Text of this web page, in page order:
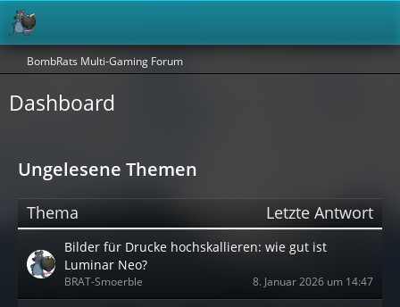
BombRats Multi-Gaming Forum
Dashboard
Ungelesene Themen
Thema Letzte Antwort
Bilder für Drucke hochskallieren: wie gut ist
Luminar Neo?
BRAT-Smoerble 8. Januar 2026 um 14:47